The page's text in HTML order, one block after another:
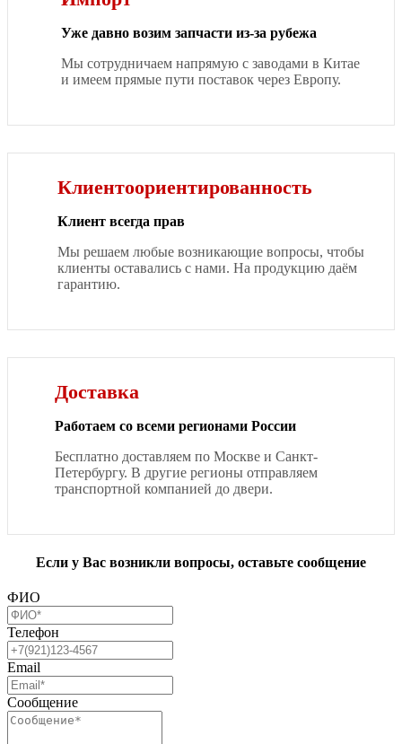
Уже давно возим запчасти из-за рубежа
Мы сотрудничаем напрямую с заводами в Китае
и имеем прямые пути поставок через Европу.
Клиентоориентированность
Клиент всегда прав
Мы решаем любые возникающие вопросы, чтобы
клиенты оставались с нами. На продукцию даём
гарантию.
Доставка
Работаем со всеми регионами России
Бесплатно доставляем по Москве и Санкт-
Петербургу. В другие регионы отправляем
транспортной компанией до двери.
Если у Вас возникли вопросы, оставьте сообщение
ФИО
Телефон
Email
Сообщение